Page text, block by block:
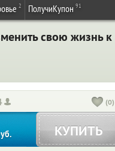
2 ПолучиКупон 91
свою жизнь к
(0)
КУПИТЬ